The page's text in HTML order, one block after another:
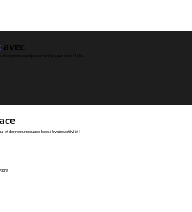
avec
chargerons du déplacement jusque chez Mate.
et donnez un coup de boost à votre activité !